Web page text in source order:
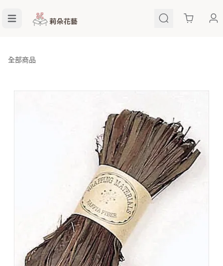
Cart
全部商品